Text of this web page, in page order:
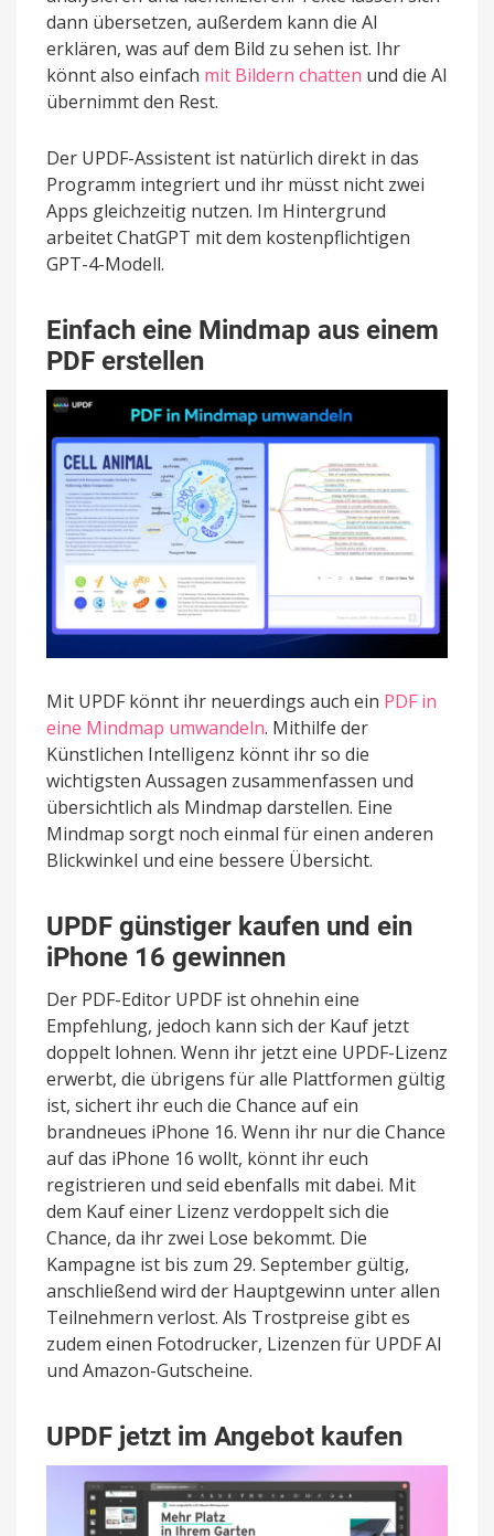
dann übersetzen, außerdem kann die AI
erklären, was auf dem Bild zu sehen ist. Ihr
könnt also einfach mit Bildern chatten und die AI
übernimmt den Rest.
Der UPDF-Assistent ist natürlich direkt in das
Programm integriert und ihr müsst nicht zwei
Apps gleichzeitig nutzen. Im Hintergrund
arbeitet ChatGPT mit dem kostenpflichtigen
GPT-4-Modell.
Einfach eine Mindmap aus einem
PDF erstellen
Mit UPDF könnt ihr neuerdings auch ein PDF in
eine Mindmap umwandeln. Mithilfe der
Künstlichen Intelligenz könnt ihr so die
wichtigsten Aussagen zusammenfassen und
übersichtlich als Mindmap darstellen. Eine
Mindmap sorgt noch einmal für einen anderen
Blickwinkel und eine bessere Übersicht.
UPDF günstiger kaufen und ein
iPhone 16 gewinnen
Der PDF-Editor UPDF ist ohnehin eine
Empfehlung, jedoch kann sich der Kauf jetzt
doppelt lohnen. Wenn ihr jetzt eine UPDF-Lizenz
erwerbt, die übrigens für alle Plattformen gültig
ist, sichert ihr euch die Chance auf ein
brandneues iPhone 16. Wenn ihr nur die Chance
auf das iPhone 16 wollt, könnt ihr euch
registrieren und seid ebenfalls mit dabei. Mit
dem Kauf einer Lizenz verdoppelt sich die
Chance, da ihr zwei Lose bekommt. Die
Kampagne ist bis zum 29. September gültig,
anschließend wird der Hauptgewinn unter allen
Teilnehmern verlost. Als Trostpreise gibt es
zudem einen Fotodrucker, Lizenzen für UPDF AI
und Amazon-Gutscheine.
UPDF jetzt im Angebot kaufen